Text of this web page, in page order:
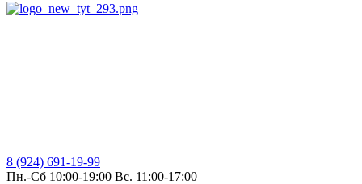
8 (924) 691-19-99
Пн.-Сб 10:00-19:00 Вс. 11:00-17:00